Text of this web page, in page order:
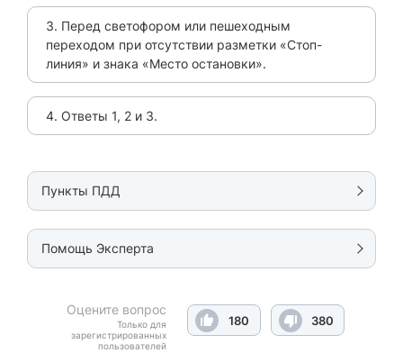
3. Перед светофором или пешеходным
переходом при отсутствии разметки «Стоп-
линия» и знака «Место остановки».
4. Ответы 1, 2 и 3.
Пункты ПДД
Помощь Эксперта
Оцените вопрос
Только для
зарегистрированных
пользователей
180 380